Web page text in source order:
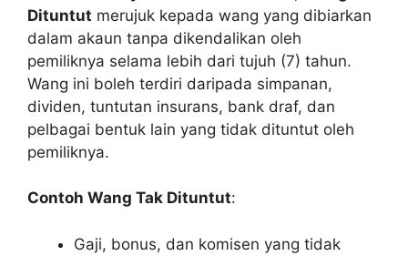
Dituntut merujuk kepada wang yang dibiarkan
dalam akaun tanpa dikendalikan oleh
pemiliknya selama lebih dari tujuh (7) tahun.
Wang ini boleh terdiri daripada simpanan,
dividen, tuntutan insurans, bank draf, dan
pelbagai bentuk lain yang tidak dituntut oleh
pemiliknya.
Contoh Wang Tak Dituntut:
Gaji, bonus, dan komisen yang tidak